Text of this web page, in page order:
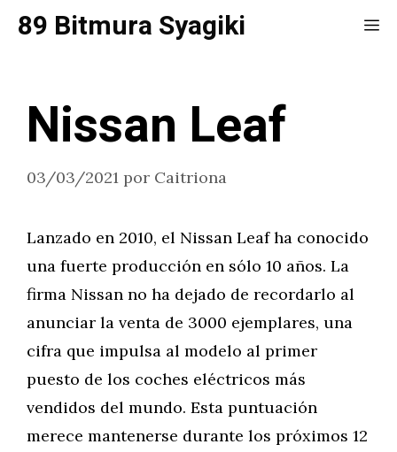
Saltar
89 Bitmura Syagiki
Nissan Leaf
03/03/2021 por Caitriona
Lanzado en 2010, el Nissan Leaf ha conocido
una fuerte producción en sólo 10 años. La
firma Nissan no ha dejado de recordarlo al
anunciar la venta de 3000 ejemplares, una
cifra que impulsa al modelo al primer
puesto de los coches eléctricos más
vendidos del mundo. Esta puntuación
merece mantenerse durante los próximos 12